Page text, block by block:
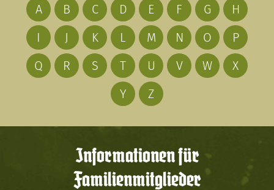
A B C D E F G
H
I
J K L M N O
P
Q
R S T U V W
X
Y
Z
Informationen für
Familienmitglieder